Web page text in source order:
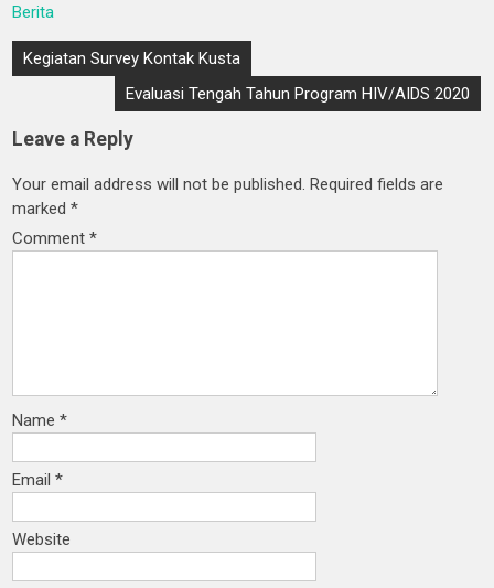
Berita
Kegiatan Survey Kontak Kusta
Evaluasi Tengah Tahun Program HIV/AIDS 2020
Leave a Reply
Your email address will not be published. Required fields are
marked*
Comment*
Name*
Email*
Website